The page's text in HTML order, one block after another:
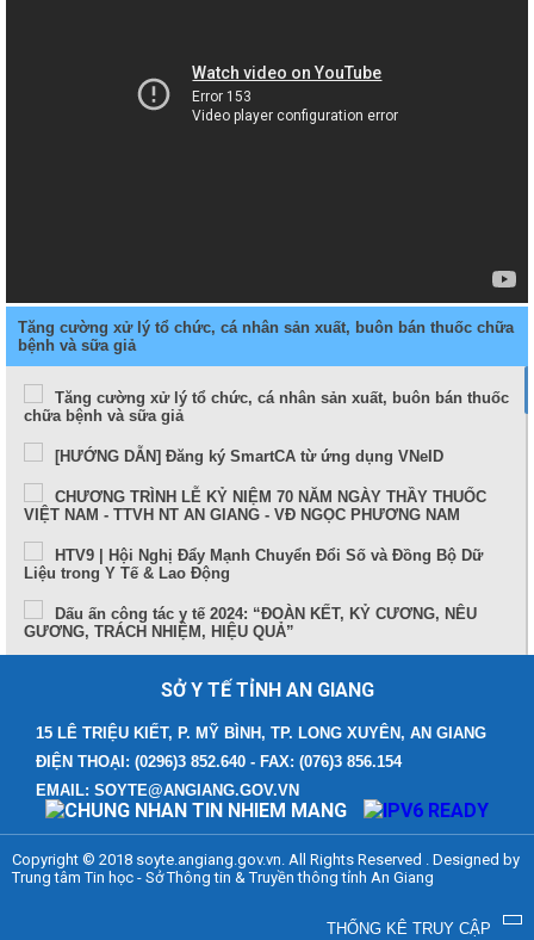
Tăng cường xử lý tổ chức, cá nhân sản xuất, buôn bán thuốc chữa
bệnh và sữa giả
Tăng cường xử lý tổ chức, cá nhân sản xuất, buôn bán thuốc
chữa bệnh và sữa giả
[HƯỚNG DẪN] Đăng ký SmartCA từ ứng dụng VNeID
CHƯƠNG TRÌNH LỄ KỶ NIỆM 70 NĂM NGÀY THẦY THUỐC
VIỆT NAM - TTVH NT AN GIANG - VĐ NGỌC PHƯƠNG NAM
HTV9 | Hội Nghị Đẩy Mạnh Chuyển Đổi Số và Đồng Bộ Dữ
Liệu trong Y Tế & Lao Động
Dấu ấn công tác y tế 2024: “ĐOÀN KẾT, KỶ CƯƠNG, NÊU
GƯƠNG, TRÁCH NHIỆM, HIỆU QUẢ”
tiến bộ trong tiếp cận, điều trị hiện nay
TUẦN LỄ THẾ GIỚI NUÔI CON BẰNG SỮA MẸ (1 – 7/8/2024)
Thông điệp phòng, chống bệnh bạch hầu
Những điểm mới trong Luật Khám bệnh, chữa bệnh (sửa đổi)
năm 2023
SỞ Y TẾ TỈNH AN GIANG
15 LÊ TRIỆU KIẾT, P. MỸ BÌNH, TP. LONG XUYÊN, AN GIANG
ĐIỆN THOẠI: (0296)3 852.640 - FAX: (076)3 856.154
EMAIL: SOYTE@ANGIANG.GOV.VN
Copyright © 2018 soyte.angiang.gov.vn. All Rights Reserved . Designed by
Trung tâm Tin học - Sở Thông tin & Truyền thông tỉnh An Giang
THỐNG KÊ TRUY CẬP